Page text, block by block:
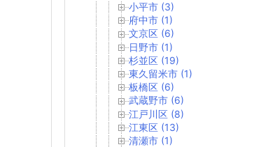
小平市 (3)
府中市 (1)
文京区 (6)
日野市 (1)
杉並区 (19)
東久留米市 (1)
板橋区 (6)
武蔵野市 (6)
江戸川区 (8)
江東区 (13)
清瀬市 (1)